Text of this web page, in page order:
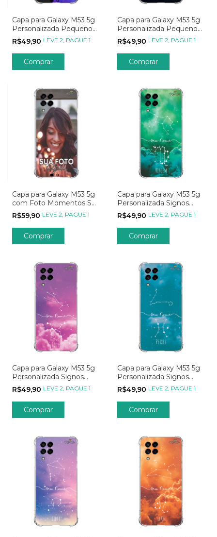
Capa para Galaxy M53 5g
Personalizada Pequeno
Príncipe em seu Planeta
R$49,90 LEVE 2, PAGUE 1
Capa para Galaxy M53 5g
Personalizada Pequeno
Príncipe e a Raposa
R$49,90 LEVE 2, PAGUE 1
Capa para Galaxy M53 5g
com Foto Momentos Sua
Foto
R$59,90 LEVE 2, PAGUE 1
Capa para Galaxy M53 5g
Personalizada Signos
Constelação de Virgem
R$49,90 LEVE 2, PAGUE 1
Capa para Galaxy M53 5g
Personalizada Signos
Constelação de Touro
R$49,90 LEVE 2, PAGUE 1
Capa para Galaxy M53 5g
Personalizada Signos
Constelação de Peixes
R$49,90 LEVE 2, PAGUE 1